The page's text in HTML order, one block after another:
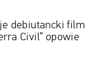
debiutancki film
Civil” opowie